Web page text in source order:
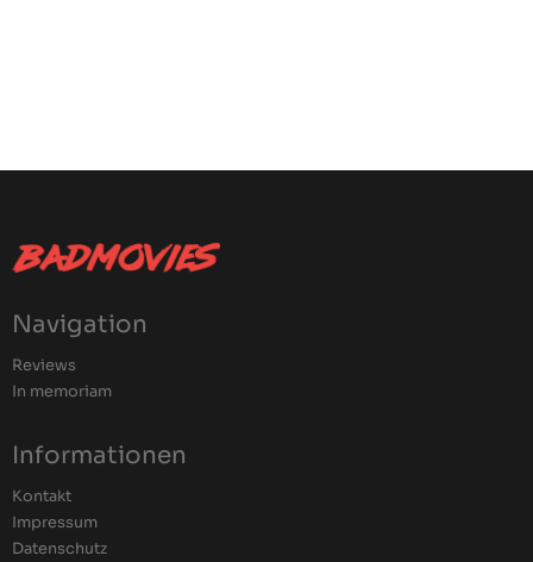
Navigation
Reviews
In memoriam
Informationen
Kontakt
Impressum
Datenschutz